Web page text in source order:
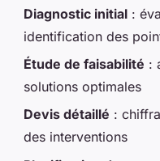
Diagnostic initial :
identification des
Étude de faisabilité :
solutions optimales
Devis détaillé :
des interventions